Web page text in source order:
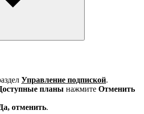
Управление подпиской.
планы нажмите Отменить
отменить.